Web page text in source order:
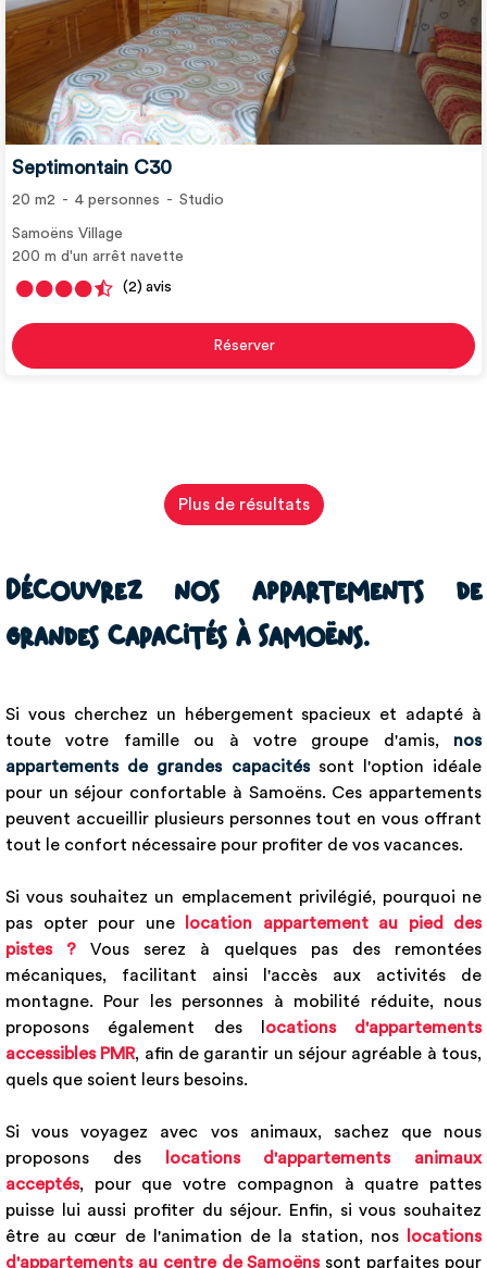
Septimontain C30
Samoëns Village
200 m d'un arrêt navette
20 m2 4 personnes Studio
avis
(2)
Réserver
Plus de résultats
Découvrez nos appartements de
grandes capacités à Samoëns.
Si vous cherchez un hébergement spacieux et adapté à
toute votre famille ou à votre groupe d'amis, nos
appartements de grandes capacitéssont l'option idéale
pour un séjour confortable à Samoëns. Ces appartements
peuvent accueillir plusieurs personnes tout en vous offrant
tout le confort nécessaire pour profiter de vos vacances.
Si vous souhaitez un emplacement privilégié, pourquoi ne
pas opter pour unelocation appartement au pied des
pistes ? Vous serez à quelques pas des remontées
mécaniques, facilitant ainsi l'accès aux activités de
montagne. Pour les personnes à mobilité réduite, nous
proposons également des l ocations d'appartements
accessibles PMR, afin de garantir un séjour agréable à tous,
quels que soient leurs besoins.
Si vous voyagez avec vos animaux, sachez que nous
proposons des
locations d'appartements animaux
acceptés, pour que votre compagnon à quatre pattes
puisse lui aussi profiter du séjour. Enfin, si vous souhaitez
être au cœur de l'animation de la station, nos
locations
d'appartements au centre de Samoënssont parfaites pour